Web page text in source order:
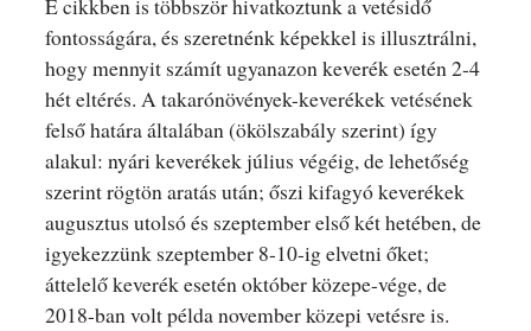
E cikkben is többször hivatkoztunk a vetésidő
fontosságára, és szeretnénk képekkel is illusztrálni,
hogy mennyit számít ugyanazon keverék esetén 2-4
hét eltérés. A takarónövények-keverékek vetésének
felső határa általában (ökölszabály szerint) így
alakul: nyári keverékek július végéig, de lehetőség
szerint rögtön aratás után; őszi kifagyó keverékek
augusztus utolsó és szeptember első két hetében, de
igyekezzünk szeptember 8-10-ig elvetni őket;
áttelelő keverék esetén október közepe-vége, de
2018-ban volt példa november közepi vetésre is.